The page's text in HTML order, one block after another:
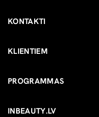
KONTAKTI
KLIENTIEM
PROGRAMMAS
INBEAUTY.LV